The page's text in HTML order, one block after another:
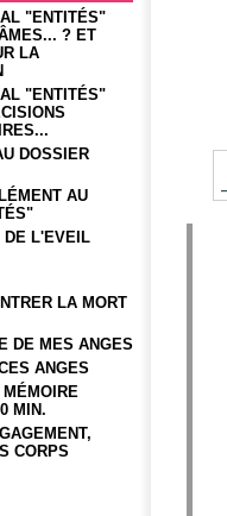
"ENTITÉS"
? ET
LA
"ENTITÉS"
DOSSIER
AU
DE L'EVEIL
LA MORT
DE MES ANGES
ANGES
MÉMOIRE
MIN.
CORPS